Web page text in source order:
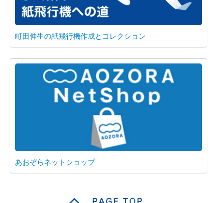
町田伸生の紙飛行機作成とコレクション
あおぞらネットショップ